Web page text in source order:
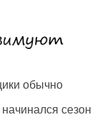
обычно
сезон